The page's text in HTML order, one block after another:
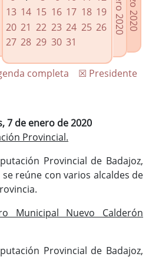
de gobierno
13 14 15 16 17 18 19
20 21 22 23 24 25 26
27 28 29 30 31
☒ Presidente
completa
7 de enero de 2020
Provincial.
Provincial de Badajoz,
reúne con varios alcaldes de
Municipal Nuevo Calderón
Provincial de Badajoz,